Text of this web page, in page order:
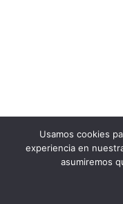
Usamos cookies
experiencia en
asumiremos